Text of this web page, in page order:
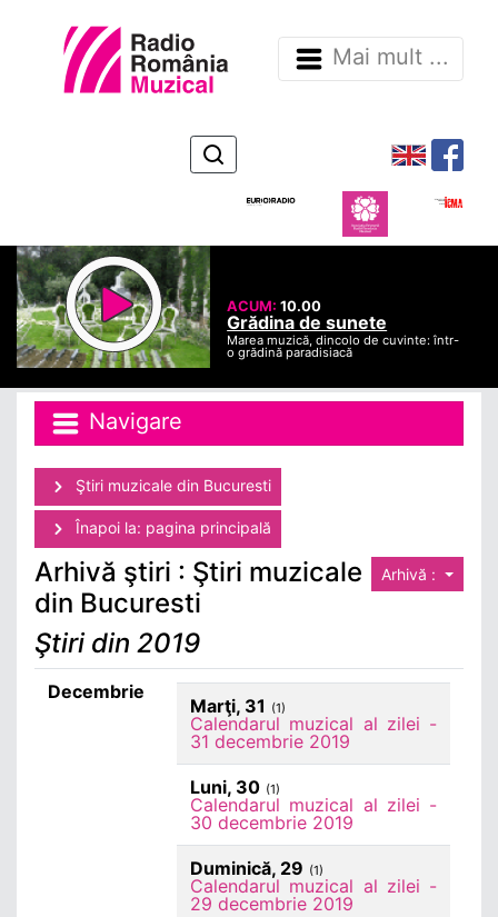
Mai mult ...
ACUM:10.00
Grădina de sunete
Marea muzică, dincolo de cuvinte: într-
o grădină paradisiacă
Navigare
Ştiri muzicale din Bucuresti
Înapoi la: pagina principală
Arhivă :
Arhivă ştiri : Ştiri muzicale
din Bucuresti
Ştiri din 2019
Decembrie
Marţi, 31 (1)
Calendarul muzical al zilei -
31 decembrie 2019
Luni, 30 (1)
Calendarul muzical al zilei -
30 decembrie 2019
Duminică, 29 (1)
Calendarul muzical al zilei -
29 decembrie 2019